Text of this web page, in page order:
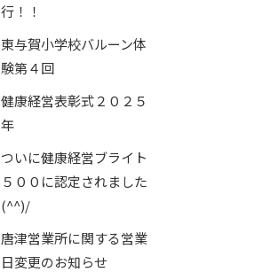
行！！
東与賀小学校バルーン体
験第４回
健康経営表彰式２０２５
年
ついに健康経営ブライト
５００に認定されました
(^^)/
唐津営業所に関する営業
日変更のお知らせ